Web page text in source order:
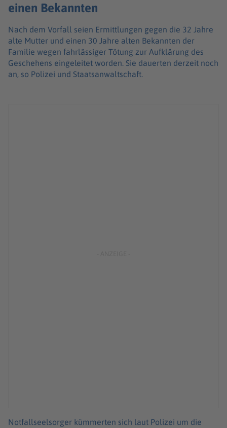
einen Bekannten
Nach dem Vorfall seien Ermittlungen gegen die 32 Jahre
alte Mutter und einen 30 Jahre alten Bekannten der
Familie wegen fahrlässiger Tötung zur Aufklärung des
Geschehens eingeleitet worden. Sie dauerten derzeit noch
an, so Polizei und Staatsanwaltschaft.
Notfallseelsorger kümmerten sich laut Polizei um die